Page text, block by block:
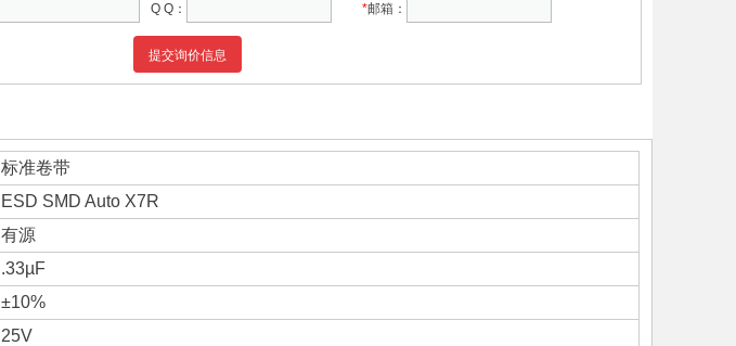
Q Q： *邮箱：
提交询价信息
标准卷带
ESD SMD Auto X7R
有源
.33µF
±10%
25V